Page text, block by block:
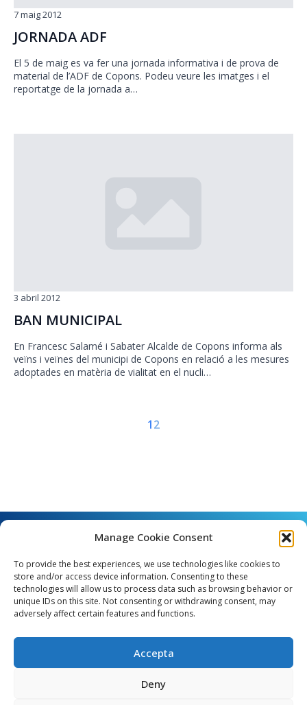
Manage Cookie Consent
To provide the best experiences, we use technologies like cookies to
store and/or access device information. Consenting to these
technologies will allow us to process data such as browsing behavior or
unique IDs on this site. Not consenting or withdrawing consent, may
adversely affect certain features and functions.
Accepta
Deny
JORNADA ADF
7 maig 2012
El 5 de maig es va fer una jornada informativa i de prova de
material de l’ADF de Copons. Podeu veure les imatges i el
reportatge de la jornada a…
BAN MUNICIPAL
3 abril 2012
En Francesc Salamé i Sabater Alcalde de Copons informa als
veïns i veïnes del municipi de Copons en relació a les mesures
adoptades en matèria de vialitat en el nucli…
12
Angel Guimerà, 8 - 08289 Copons
e_mail: copons@copons.cat